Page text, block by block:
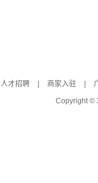
人才招聘 商家入驻
Copyright ©